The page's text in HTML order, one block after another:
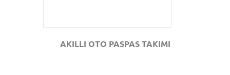
AKILLI OTO PASPAS TAKIMI